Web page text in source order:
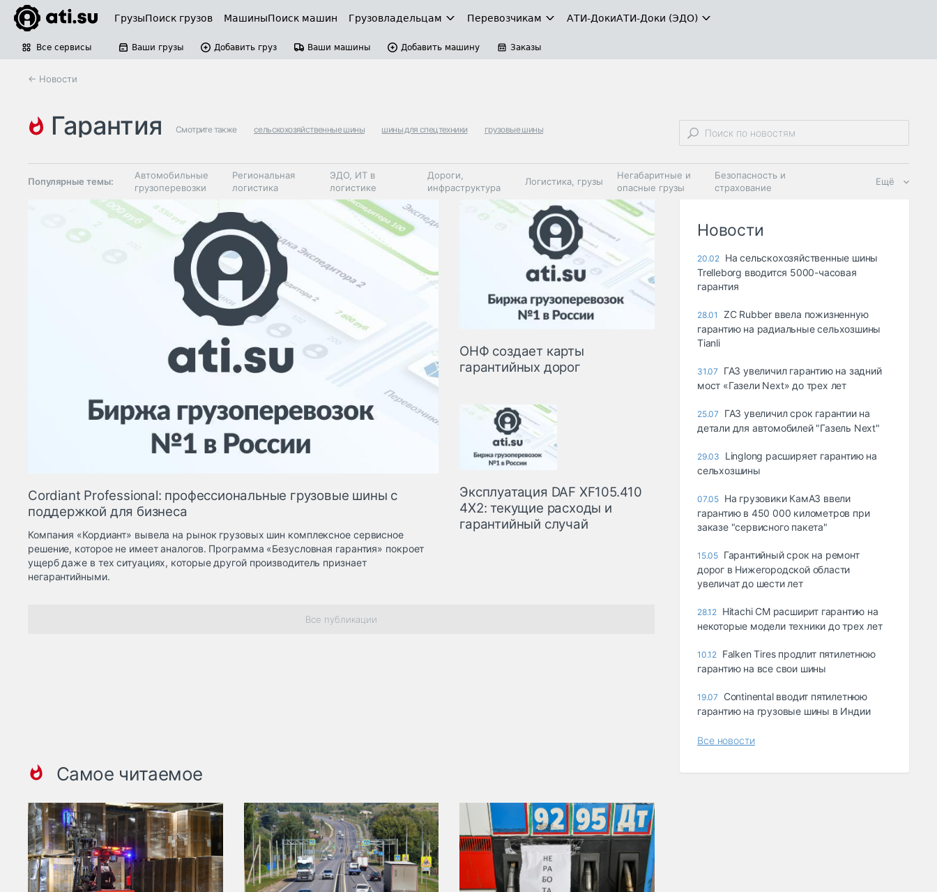
ГрузыПоиск грузов МашиныПоиск машин Грузовладельцам Перевозчикам АТИ-ДокиАТИ-Доки (ЭДО)
Все сервисы Ваши грузы Добавить груз Ваши машины Добавить машину Заказы
← Новости
гарантия Смотрите также сельскохозяйственные шины шины для спецтехники грузовые шины
Популярные темы:
Автомобильные
грузоперевозки
Региональная
логистика
ЭДО, ИТ в
логистике
Дороги,
инфраструктура
Логистика, грузы
Негабаритные и
опасные грузы
Безопасность и
страхование
Таможня и ВЭД
грузовые
терминалы
Коммерческий
транспорт
Спецтехника
Автосервис,
запчасти, шины
Топливо, масла и
автохимия
Ещё
Cordiant Professional: профессиональные грузовые шины с
поддержкой для бизнеса
Компания «Кордиант» вывела на рынок грузовых шин комплексное сервисное
решение, которое не имеет аналогов. Программа «Безусловная гарантия» покроет
ущерб даже в тех ситуациях, которые другой производитель признает
негарантийными.
ОНФ создает карты
гарантийных дорог
Эксплуатация DAF XF105.410
4Х2: текущие расходы и
гарантийный случай
Все публикации
Самое читаемое
Новости
20.02 На сельскохозяйственные шины
Trelleborg вводится 5000-часовая
гарантия
28.01
ZC Rubber ввела пожизненную
гарантию на радиальные сельхозшины
Tianli
31.07
ГАЗ увеличил гарантию на задний
мост «Газели Next» до трех лет
25.07
ГАЗ увеличил срок гарантии на
детали для автомобилей "Газель Next"
29.03
Linglong расширяет гарантию на
сельхозшины
07.05 На грузовики КамАЗ ввели
гарантию в 450 000 километров при
заказе "сервисного пакета"
15.05 Гарантийный срок на ремонт
дорог в Нижегородской области
увеличат до шести лет
28.12 Hitachi CM расширит гарантию на
некоторые модели техники до трех лет
10.12 Falken Tires продлит пятилетнюю
гарантию на все свои шины
19.07
Continental вводит пятилетнюю
гарантию на грузовые шины в Индии
Все новости